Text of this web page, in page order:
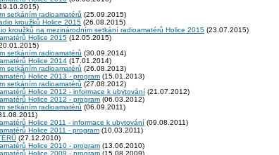
setkáním radioamatérů (25.09.2015)
kroužků Holice 2015 (26.08.2015)
kroužků na mezinárodním setkání radioamatérů Holice 2015 (23.07.2015)
Holice 2015 (12.05.2015)
setkáním radioamatérů (30.09.2014)
Holice 2014 (17.01.2014)
setkáním radioamatérů (26.08.2013)
Holice 2013 - program (15.01.2013)
setkáním radioamatérů (27.08.2012)
Holice 2012 - informace k ubytování (21.07.2012)
Holice 2012 - program (06.03.2012)
setkáním radioamatérů (06.09.2011)
Holice 2011 - informace k ubytování (09.08.2011)
Holice 2011 - program (10.03.2011)
(27.12.2010)
Holice 2010 - program (13.06.2010)
Holice 2009 - program (15.08.2009)